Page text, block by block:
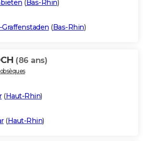
( Bas-Rhin)
(Bas-Rhin)
(86 ans)
(Haut-Rhin)
(Haut-Rhin)